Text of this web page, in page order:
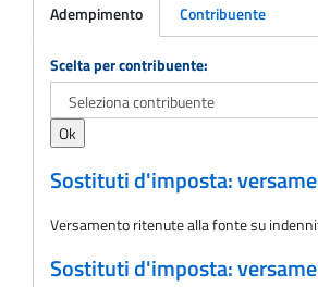
Adempimento Contribuente
Adempimento
Scelta per contribuente:
Sostituti d'imposta:
Versamento ritenute alla fonte su
Sostituti d'imposta: